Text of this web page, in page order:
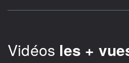
Vidéos les +